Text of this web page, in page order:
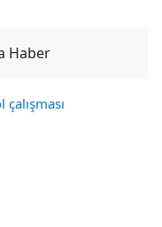
Haber
çalışması